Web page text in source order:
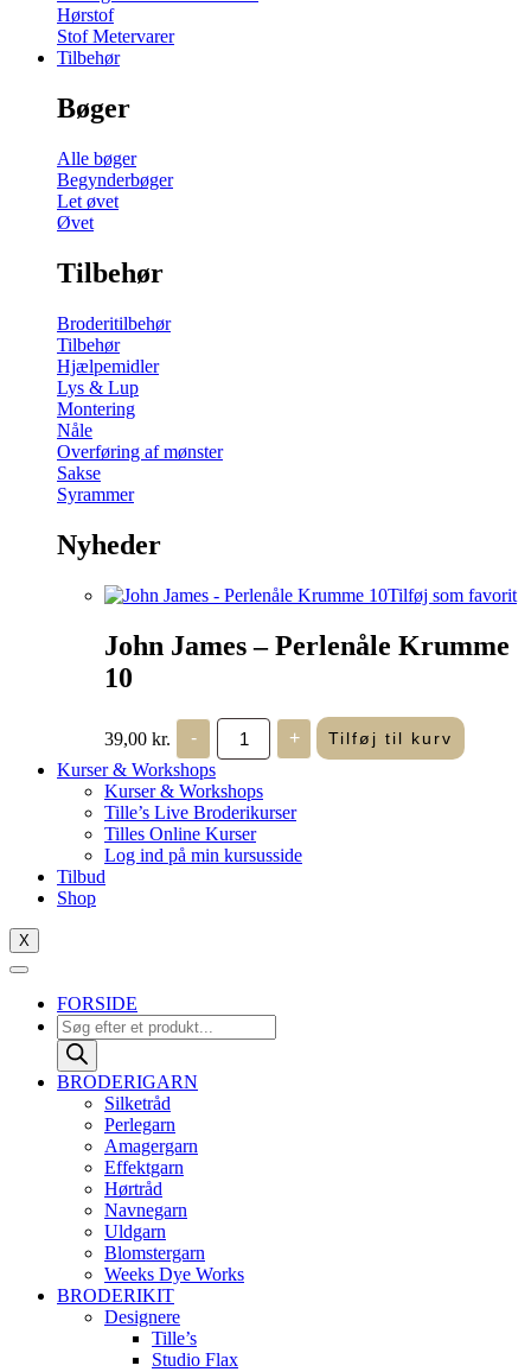
Hørstof
Stof Metervarer
Tilbehør
Bøger
Alle bøger
Begynderbøger
Let øvet
Øvet
Tilbehør
Broderitilbehør
Tilbehør
Hjælpemidler
Lys & Lup
Montering
Nåle
Overføring af mønster
Sakse
Syrammer
Nyheder
Tilføj som favorit
John James – Perlenåle Krumme
10
39,00 kr. -
John
James
-
Perlenåle
Krumme
10
antal
+ Tilføj til kurv
Kurser & Workshops
Kurser & Workshops
Tille’s Live Broderikurser
Tilles Online Kurser
Log ind på min kursusside
Tilbud
Shop
X
FORSIDE
Products
search
BRODERIGARN
Silketråd
Perlegarn
Amagergarn
Effektgarn
Hørtråd
Navnegarn
Uldgarn
Blomstergarn
Weeks Dye Works
BRODERIKIT
Designere
Tille’s
Studio Flax